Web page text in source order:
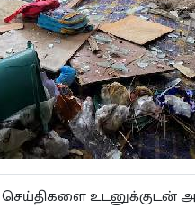
செய்திகளை உடனுக்குடன்